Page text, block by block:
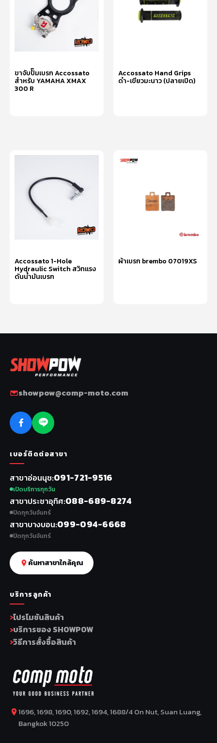
ขาจับปั๊มเบรก Accossato
สำหรับ YAMAHA XMAX
300 R
Accossato Hand Grips
ดำ-เขียวมะนาว (ปลายเปิด)
Accossato 1-Hole
Hydraulic Switch สวิทแรง
ดันน้ำมันเบรก
ผ้าเบรก brembo 07019XS
showpow@comp-moto.com
เบอร์ติดต่อสาขา
สาขาอ่อนนุช 091-721-9516
เปิดบริการทุกวัน
สาขาประชาอุทิศ 088-689-8274
ปิดทุกวันจันทร์
สาขาบางบอน 099-094-6668
ปิดทุกวันจันทร์
ค้นหาสาขาใกล้คุณ
บริการลูกค้า
โปรโมชันสินค้า
บริการของ SHOWPOW
วิธีการสั่งซื้อสินค้า
1696, 1698, 1690, 1692, 1694, 1688/4 On Nut, Suan Luang,
Bangkok 10250